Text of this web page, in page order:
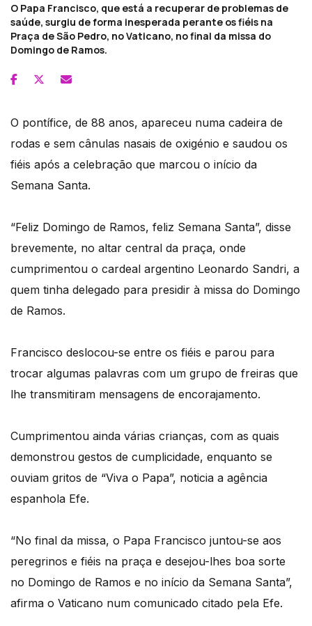
O Papa Francisco, que está a recuperar de problemas de
saúde, surgiu de forma inesperada perante os fiéis na
Praça de São Pedro, no Vaticano, no final da missa do
Domingo de Ramos.
O pontífice, de 88 anos, apareceu numa cadeira de
rodas e sem cânulas nasais de oxigénio e saudou os
fiéis após a celebração que marcou o início da
Semana Santa.
“Feliz Domingo de Ramos, feliz Semana Santa”, disse
brevemente, no altar central da praça, onde
cumprimentou o cardeal argentino Leonardo Sandri, a
quem tinha delegado para presidir à missa do Domingo
de Ramos.
Francisco deslocou-se entre os fiéis e parou para
trocar algumas palavras com um grupo de freiras que
lhe transmitiram mensagens de encorajamento.
Cumprimentou ainda várias crianças, com as quais
demonstrou gestos de cumplicidade, enquanto se
ouviam gritos de “Viva o Papa”, noticia a agência
espanhola Efe.
“No final da missa, o Papa Francisco juntou-se aos
peregrinos e fiéis na praça e desejou-lhes boa sorte
no Domingo de Ramos e no início da Semana Santa”,
afirma o Vaticano num comunicado citado pela Efe.